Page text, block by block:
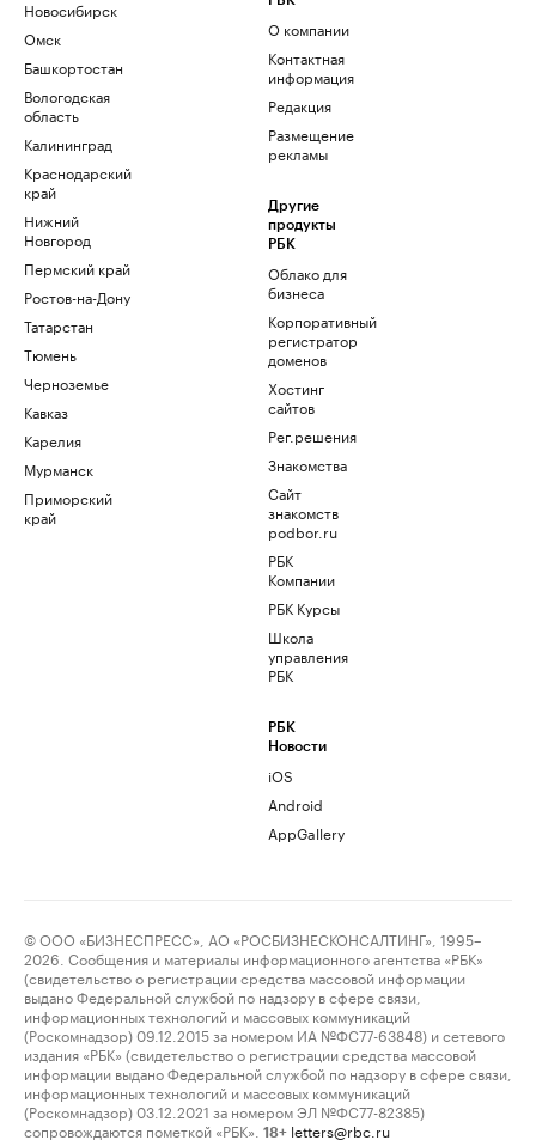
Новосибирск
Омск
Башкортостан
Вологодская
область
Калининград
Краснодарский
край
Нижний
Новгород
Пермский край
Ростов-на-Дону
Татарстан
Тюмень
Черноземье
Кавказ
Карелия
Мурманск
Приморский
край
О компании
Контактная
информация
Редакция
Размещение
рекламы
Другие
продукты
РБК
Облако для
бизнеса
Корпоративный
регистратор
доменов
Хостинг
сайтов
Рег.решения
Знакомства
Сайт
знакомств
podbor.ru
РБК
Компании
РБК Курсы
Школа
управления
РБК
РБК
Новости
iOS
Android
AppGallery
© ООО «БИЗНЕСПРЕСС», АО «РОСБИЗНЕСКОНСАЛТИНГ», 1995–
2026. Сообщения и материалы информационного агентства «РБК»
(свидетельство о регистрации средства массовой информации
выдано Федеральной службой по надзору в сфере связи,
информационных технологий и массовых коммуникаций
(Роскомнадзор) 09.12.2015 за номером ИА №ФС77-63848) и сетевого
издания «РБК» (свидетельство о регистрации средства массовой
информации выдано Федеральной службой по надзору в сфере связи,
информационных технологий и массовых коммуникаций
(Роскомнадзор) 03.12.2021 за номером ЭЛ №ФС77-82385)
сопровождаются пометкой «РБК».
18+ letters@rbc.ru